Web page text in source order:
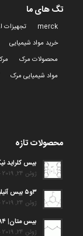
تگ های ما
merck تجهیزات
خرید مواد شیمیایی
محصولات مرک
مواد شیمیایی مرک
محصولات تازه
بیس کلراید نیکل ۲|
ژوئن 24, 2019 - 12:55 ب.ظ
۳و۵ بیس آنیلین| ۸۴۱۱۴۴
ژوئن 24, 2019 - 12:45 ب.ظ
بیس متان| ۸۴۱۶۸۴
ژوئن 24, 2019 - 12:31 ب.ظ